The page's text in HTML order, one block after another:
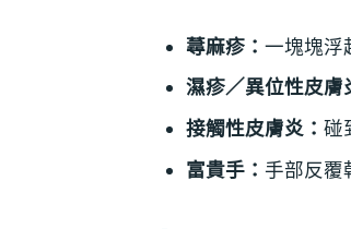
蕁麻疹：一塊塊浮
濕疹／異位性皮膚
接觸性皮膚炎：碰
富貴手：手部反覆